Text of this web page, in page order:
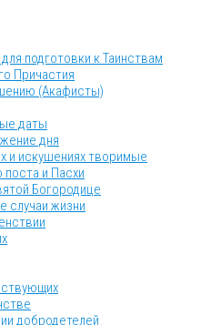
подготовки к Таинствам
Причастия
(Акафисты)
даты
дня
и искушениях творимые
и Пасхи
Богородице
случаи жизни
добродетелей